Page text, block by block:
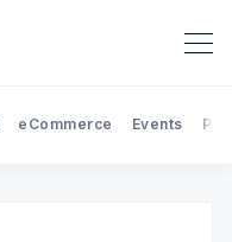
eCommerce Events